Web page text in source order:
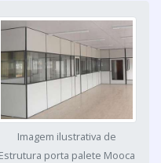
Imagem ilustrativa de
Estrutura porta palete Mooca